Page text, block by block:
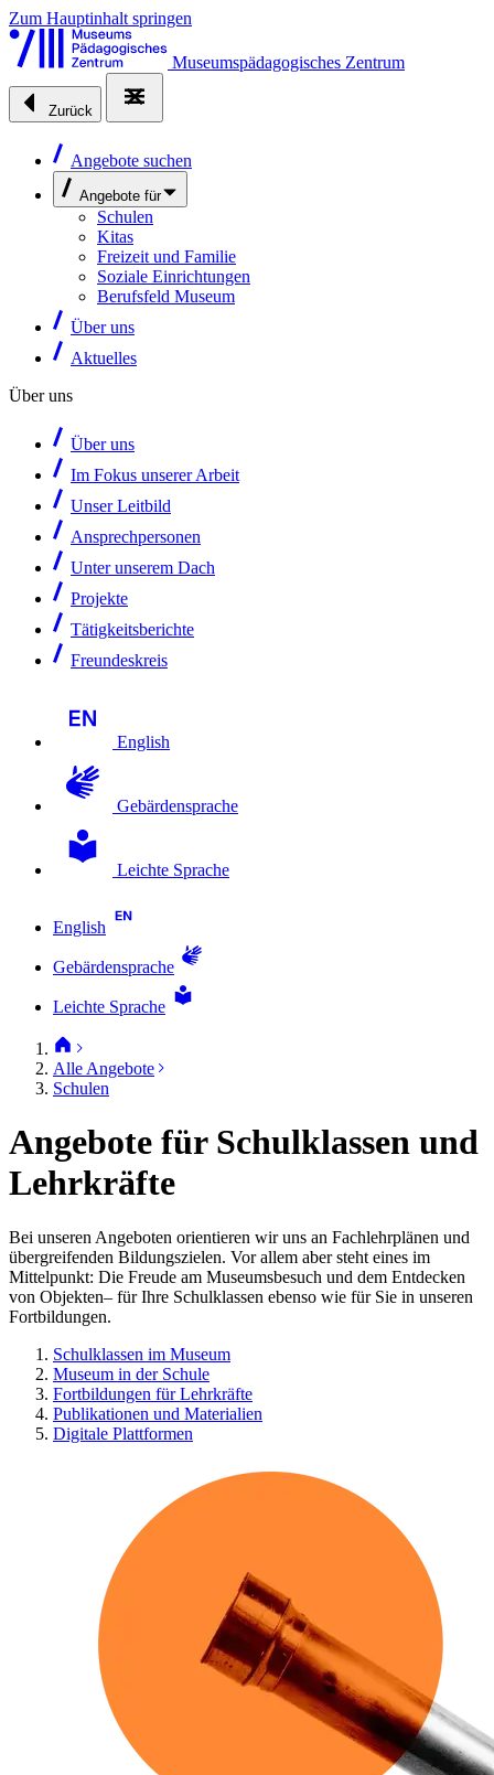
Zum Hauptinhalt springen
Museumspädagogisches Zentrum
Zurück
Angebote suchen
Angebote für
Schulen
Kitas
Freizeit und Familie
Soziale Einrichtungen
Berufsfeld Museum
Über uns
Aktuelles
Über uns
Über uns
Im Fokus unserer Arbeit
Unser Leitbild
Ansprechpersonen
Unter unserem Dach
Projekte
Tätigkeitsberichte
Freundeskreis
English
Gebärdensprache
Leichte Sprache
English
Gebärdensprache
Leichte Sprache
Alle Angebote
Schulen
Angebote für Schulklassen und
Lehrkräfte
Bei unseren Angeboten orientieren wir uns an Fachlehrplänen und
übergreifenden Bildungszielen. Vor allem aber steht eines im
Mittelpunkt: Die Freude am Museumsbesuch und dem Entdecken
von Objekten– für Ihre Schulklassen ebenso wie für Sie in unseren
Fortbildungen.
Schulklassen im Museum
Museum in der Schule
Fortbildungen für Lehrkräfte
Publikationen und Materialien
Digitale Plattformen